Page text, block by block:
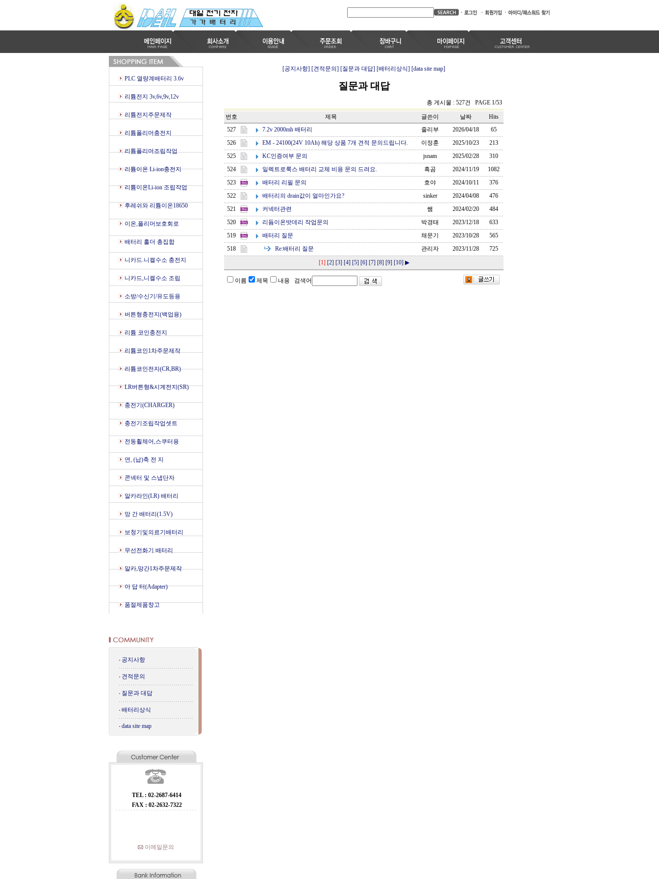
PLC 열량계배터리 3.6v
리튬전지 3v,6v,9v,12v
리튬전지주문제작
리튬폴리머충전지
리튬폴리머조립작업
리튬이온 Li-ion충전지
리튬이온Li-ion 조립작업
후레쉬와 리튬이온18650
이온,폴리머보호회로
배터리 홀더 총집합
니카드.니켈수소 충전지
니카드,니켈수소 조립
소방/수신기/유도등용
버튼형충전지(백업용)
리튬 코인충전지
리튬코인1차주문제작
리튬코인전지(CR,BR)
LR버튼형&시계전지(SR)
충전기(CHARGER)
충전기조립작업셋트
전동휠체어,스쿠터용
연, (납)축 전 지
콘넥터 및 스냅단자
알카라인(LR) 배터리
망 간 배터리(1.5V)
보청기및의료기배터리
무선전화기 배터리
알카,망간1차주문제작
아 답 터(Adapter)
품절제품창고
공지사항
견적문의
질문과 대답
배터리상식
data site map
TEL : 02-2687-6414
FAX : 02-2632-7322
이메일문의
[공지사항] [견적문의] [질문과 대답] [배터리상식] [data site map]
질문과 대답
총 게시물 : 527건 PAGE 1/53
번호 제목 글쓴이 날짜
Hits
527
7.2v 2000mh 배터리 줄리부 2026/04/18
65
526
EM - 24100(24V 10Ah) 해당 상품 7개 견적 문의드립니다. 이정훈 2025/10/23
213
525
KC인증여부 문의 jsnam 2025/02/28
310
524
일렉트로룩스 배터리 교체 비용 문의 드려요. 흑곰 2024/11/19
1082
523
배터리 리필 문의 호야 2024/10/11
376
522
배터리의 drain값이 얼마인가요? sinker 2024/04/08
476
521
커넥터관련 쌤 2024/02/20
484
520
리듐이온밧데리 작업문의 박경태 2023/12/18
633
519
배터리 질문 채문기 2023/10/28
565
518
Re:배터리 질문 관리자 2023/11/28
725
[1] [2] [3] [4] [5] [6] [7] [8] [9] [10] ▶
이름 제목 내용 검색어